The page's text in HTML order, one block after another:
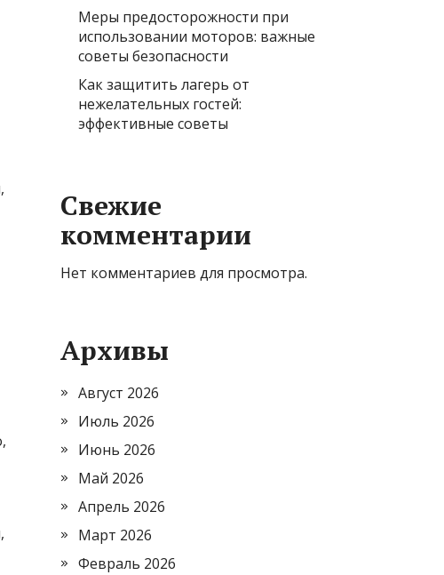
Меры предосторожности при
использовании моторов: важные
советы безопасности
Как защитить лагерь от
нежелательных гостей:
эффективные советы
Свежие
комментарии
Нет комментариев для просмотра.
Архивы
Август 2026
Июль 2026
Июнь 2026
Май 2026
Апрель 2026
Март 2026
Февраль 2026